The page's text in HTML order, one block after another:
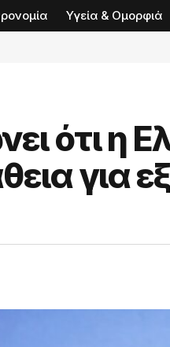
Υγεία & Ομορφιά
ότι η
για